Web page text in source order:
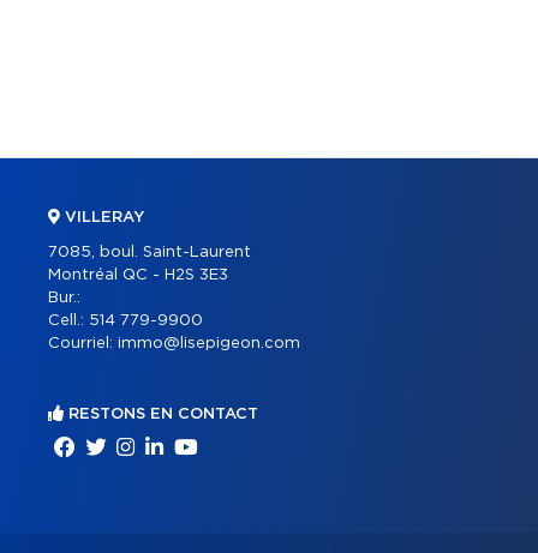
VILLERAY
7085, boul. Saint-Laurent
Montréal QC - H2S 3E3
Bur.:
Cell.: 514 779-9900
Courriel: immo@lisepigeon.com
RESTONS EN CONTACT